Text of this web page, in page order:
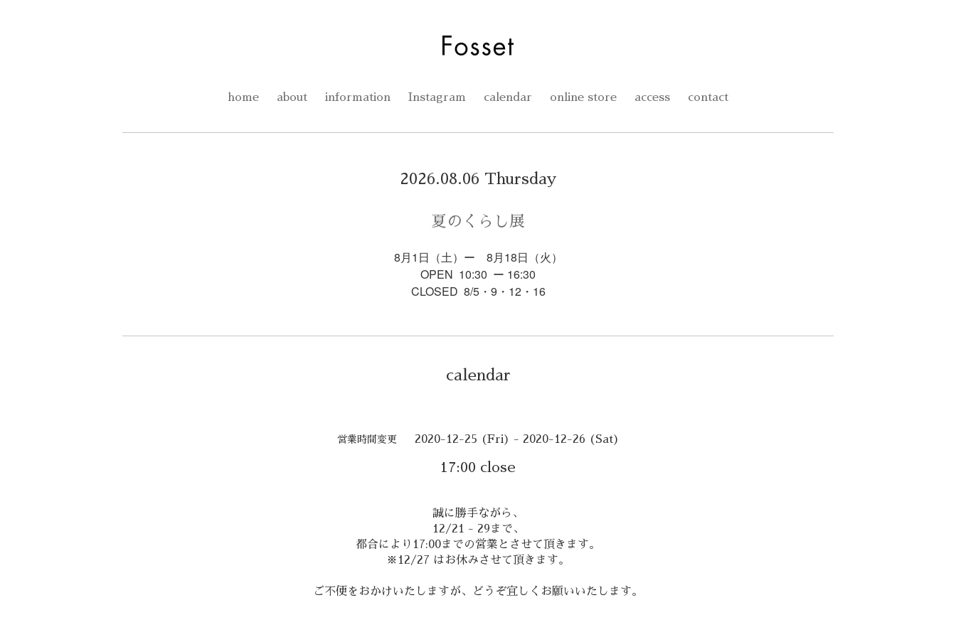
home about information Instagram calendar online store access contact
2026.08.06 Thursday
夏のくらし展
8月1日（土）ー 8月18日（火）
OPEN 10:30 ー 16:30
CLOSED 8/5・9・12・16
calendar
営業時間変更 2020-12-25 (Fri) - 2020-12-26 (Sat)
17:00 close
誠に勝手ながら、
12/21 - 29まで、
都合により17:00までの営業とさせて頂きます。
※12/27 はお休みさせて頂きます。
ご不便をおかけいたしますが、どうぞ宜しくお願いいたします。